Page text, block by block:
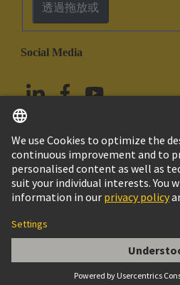
BAUF.B-FE.,L焆烿E
透過拖放或
Social Media
中國香港 繁体中文
© HARTING浩亭技術集團
Cookie政策使用